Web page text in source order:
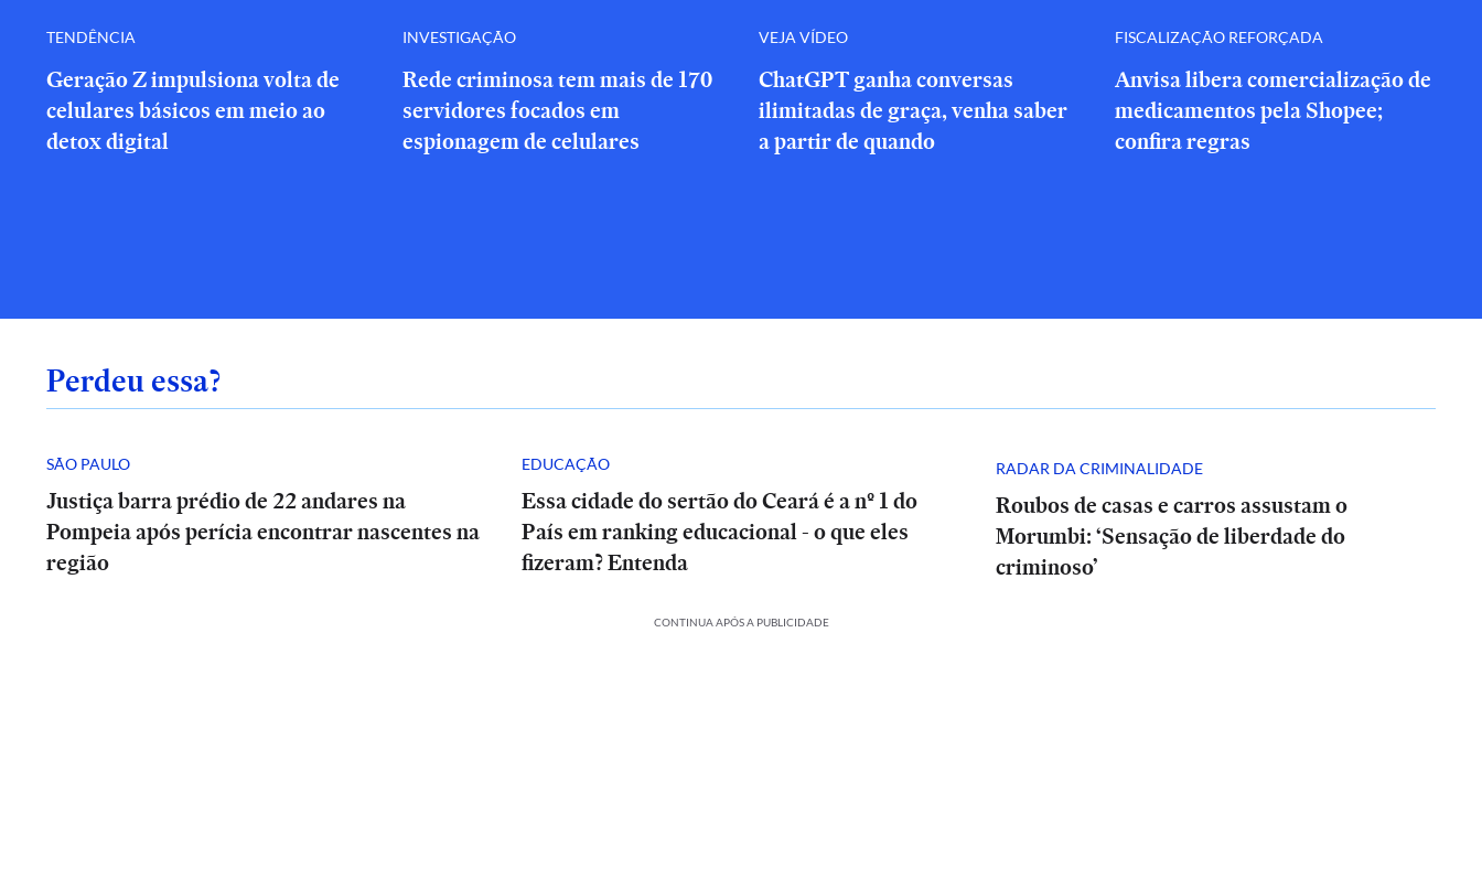
TENDÊNCIA
Geração Z impulsiona volta de
celulares básicos em meio ao
detox digital
INVESTIGAÇÃO
Rede criminosa tem mais de 170
servidores focados em
espionagem de celulares
VEJA VÍDEO
ChatGPT ganha conversas
ilimitadas de graça, venha saber
a partir de quando
FISCALIZAÇÃO REFORÇADA
Anvisa libera comercialização de
medicamentos pela Shopee;
confira regras
Perdeu essa?
SÃO PAULO
Justiça barra prédio de 22 andares na
Pompeia após perícia encontrar nascentes na
região
EDUCAÇÃO
Essa cidade do sertão do Ceará é a nº 1 do
País em ranking educacional - o que eles
fizeram? Entenda
RADAR DA CRIMINALIDADE
Roubos de casas e carros assustam o
Morumbi: ‘Sensação de liberdade do
criminoso’
CONTINUA APÓS A PUBLICIDADE